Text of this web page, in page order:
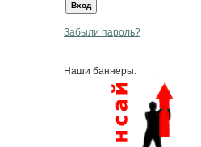
Забыли пароль?
Наши баннеры: